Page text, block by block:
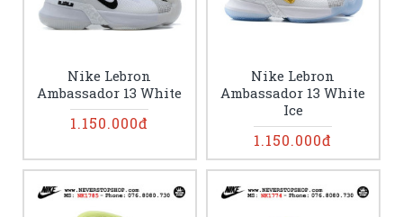
Nike Lebron
Ambassador 13 White
1.150.000đ
Nike Lebron
Ambassador 13 White
Ice
1.150.000đ